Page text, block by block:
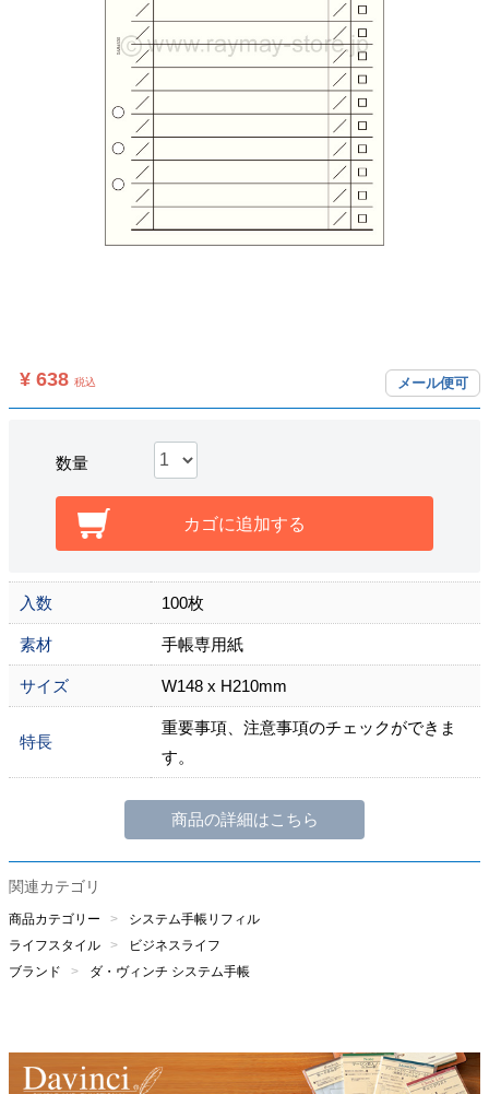
¥ 638 税込 メール便可
数量
カゴに追加する
入数 100枚
素材 手帳専用紙
サイズ W148 x H210mm
特長
重要事項、注意事項のチェックができま
す。
商品の詳細はこちら
関連カテゴリ
商品カテゴリー
システム手帳リフィル
ライフスタイル
ビジネスライフ
ブランド
ダ・ヴィンチ システム手帳